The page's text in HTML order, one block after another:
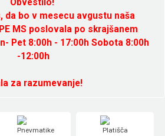
Obvestilo!
da bo v mesecu avgustu naša
MS poslovala po skrajšanem
Pet 8:00h - 17:00h Sobota 8:00h
-12:00h
za razumevanje!